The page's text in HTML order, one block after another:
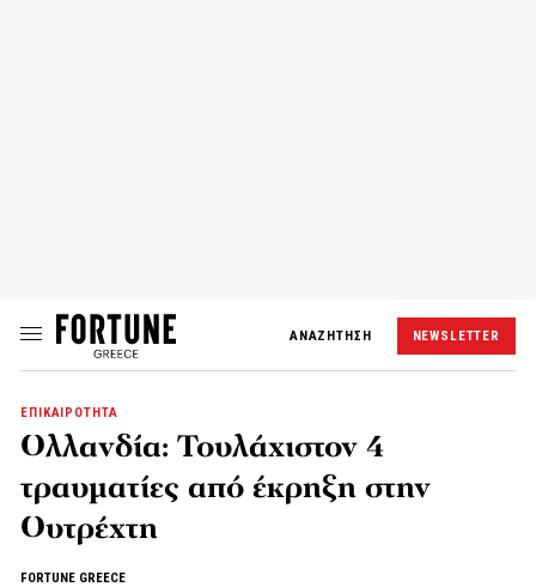
ΑΝΑΖΗΤΗΣΗ NEWSLETTER
ΕΠΙΚΑΙΡΟΤΗΤΑ
Ολλανδία: Τουλάχιστον 4
τραυματίες από έκρηξη στην
Ουτρέχτη
FORTUNE GREECE